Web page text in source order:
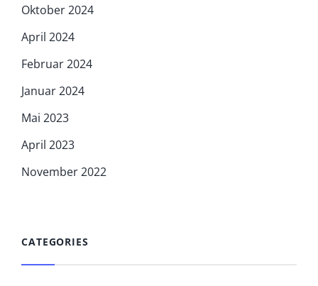
Oktober 2024
April 2024
Februar 2024
Januar 2024
Mai 2023
April 2023
November 2022
CATEGORIES